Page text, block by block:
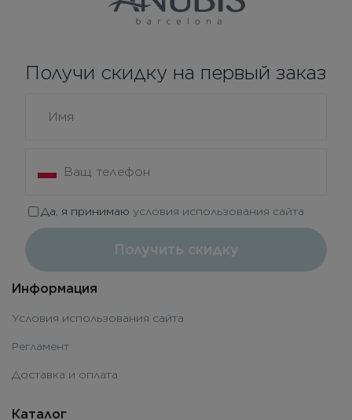
Получи скидку на первый заказ
Да, я принимаю условия использования сайта
Получить скидку
Информация
Условия использования сайта
Регламент
Доставка и оплата
Каталог